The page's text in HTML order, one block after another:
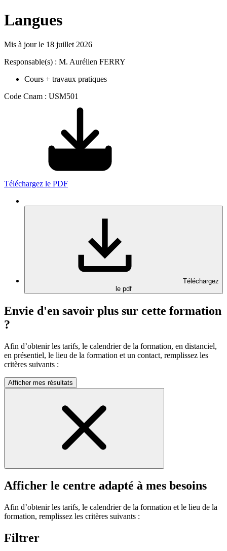
Langues
Mis à jour le 18 juillet 2026
Responsable(s) : M. Aurélien FERRY
Cours + travaux pratiques
Code Cnam : USM501
Téléchargez le PDF
Téléchargez
le pdf
Envie d'en savoir plus sur cette formation
?
Afin d’obtenir les tarifs, le calendrier de la formation, en distanciel,
en présentiel, le lieu de la formation et un contact, remplissez les
critères suivants :
Afficher mes résultats
Afficher le centre adapté à mes besoins
Afin d’obtenir les tarifs, le calendrier de la formation et le lieu de la
formation, remplissez les critères suivants :
Filtrer